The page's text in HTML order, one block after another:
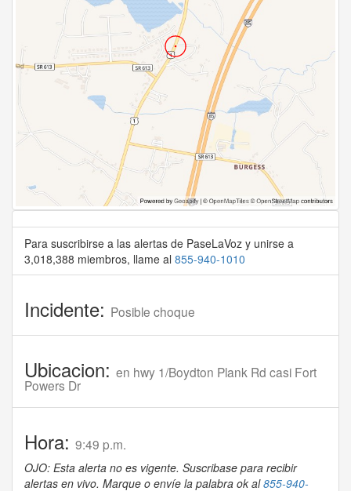
Para suscribirse a las alertas de PaseLaVoz y unirse a
3,018,388 miembros, llame al 855-940-1010
Incidente: Posible choque
Ubicacion: en hwy 1/Boydton Plank Rd casi Fort
Powers Dr
Hora: 9:49 p.m.
OJO: Esta alerta no es vigente. Suscribase para recibir
alertas en vivo. Marque o envíe la palabra ok al855-940-